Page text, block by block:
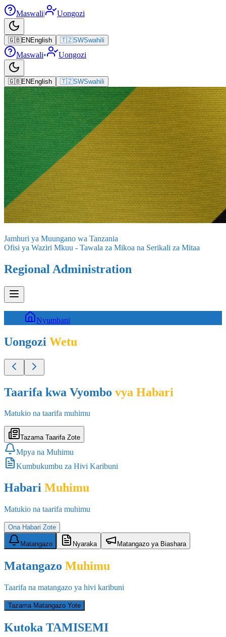
Maswali| Uongozi
🇬🇧EN English 🇹🇿SWSwahili
Maswali• Uongozi
🇬🇧EN English 🇹🇿SWSwahili
Jamhuri ya Muungano wa Tanzania
Ofisi ya Waziri Mkuu - Tawala za Mikoa na Serikali za Mitaa
Regional Administration
Nyumbani
Uongozi Wetu
Taarifa kwa Vyombo vya Habari
Matukio na taarifa muhimu
Tazama Taarifa Zote
Mpya na Muhimu
Kumbukumbu za Hivi Karibuni
Habari Muhimu
Matukio na taarifa muhimu
Ona Habari Zote
Matangazo Nyaraka Matangazo ya Biashara
Matangazo Muhimu
Taarifa na matangazo ya hivi karibuni
Tazama Matangazo Yote
Kutoka TAMISEMI